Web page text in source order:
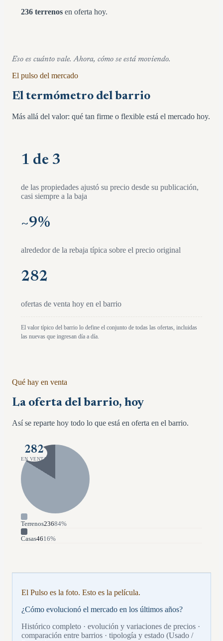
236 terrenos en oferta hoy.
Eso es cuánto vale. Ahora, cómo se está moviendo.
El pulso del mercado
El termómetro del barrio
Más allá del valor: qué tan firme o flexible está el mercado hoy.
1 de 3
de las propiedades ajustó su precio desde su publicación,
casi siempre a la baja
~9%
alrededor de la rebaja típica sobre el precio original
282
ofertas de venta hoy en el barrio
El valor típico del barrio lo define el conjunto de todas las ofertas, incluidas
las nuevas que ingresan día a día.
Qué hay en venta
La oferta del barrio, hoy
Así se reparte hoy todo lo que está en oferta en el barrio.
282
EN VENTA
Terrenos23684%
Casas4616%
El Pulso es la foto. Esto es la película.
¿Cómo evolucionó el mercado en los últimos años?
Histórico completo · evolución y variaciones de precios ·
comparación entre barrios · tipología y estado (Usado /